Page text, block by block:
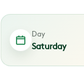
Day
Saturday